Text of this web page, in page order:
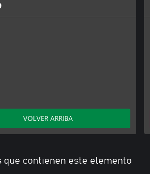
VOLVER ARRIBA
que contienen este elemento